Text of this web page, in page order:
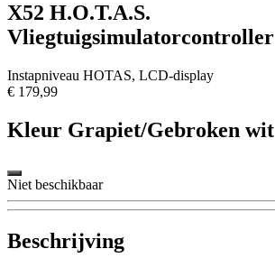
X52 H.O.T.A.S.
Vliegtuigsimulatorcontroller
Instapniveau HOTAS, LCD-display
€ 179,99
Kleur Grapiet/Gebroken wit
Niet beschikbaar
Beschrijving